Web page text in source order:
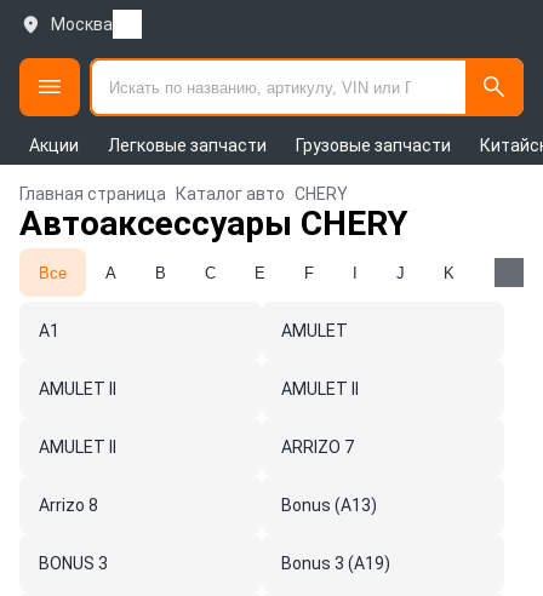
Москва
Акции Легковые запчасти Грузовые запчасти
Главная страница Каталог авто CHERY
Автоаксессуары CHERY
Все A B C E F I J K
A1 AMULET
AMULET II AMULET II
AMULET II ARRIZO 7
Arrizo 8 Bonus (A13)
BONUS 3 Bonus 3 (A19)